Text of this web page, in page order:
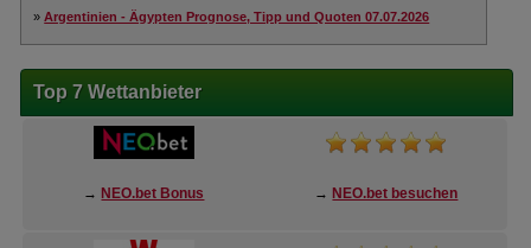
»Argentinien - Ägypten Prognose, Tipp und Quoten 07.07.2026
Top 7 Wettanbieter
→ NEO.bet Bonus → NEO.bet besuchen